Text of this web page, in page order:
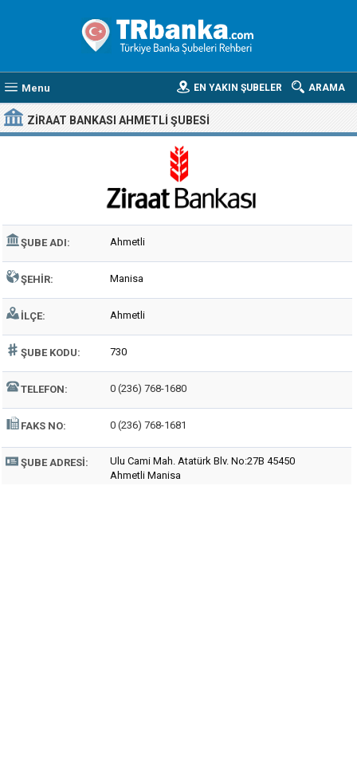
Menu ARAMA
EN YAKIN ŞUBELER
ZIRAAT BANKASI AHMETLI ŞUBESI
ŞUBE ADI: Ahmetli
ŞEHIR: Manisa
İLÇE: Ahmetli
ŞUBE KODU: 730
TELEFON: 0 (236) 768-1680
FAKS NO: 0 (236) 768-1681
ŞUBE ADRESI:
Ulu Cami Mah. Atatürk Blv. No:27B 45450
Ahmetli Manisa